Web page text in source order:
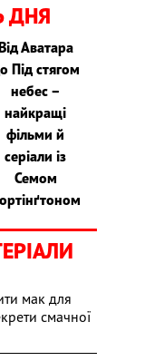
ДНЯ
Аватара
Під стягом
небес –
найкращі
фільми й
серіали із
Семом
мак для
смачної